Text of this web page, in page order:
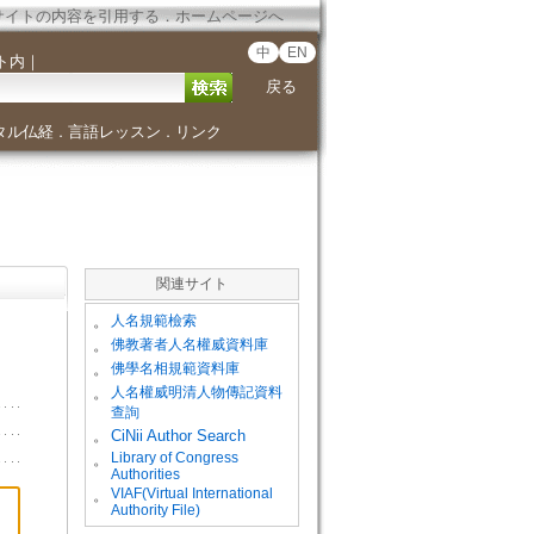
イトの内容を引用する．ホームページへ
内 ｜ 中 EN
戻る
ル仏経． 言語レッスン ． リンク
関連サイト
。 人名規範檢索
。 佛教著者人名權威資料庫
。 佛學名相規範資料庫
。
人名權威明清人物傳記資料
查詢
。
CiNii Author Search
。
Library of Congress
Authorities
。
VIAF(Virtual International
Authority File)